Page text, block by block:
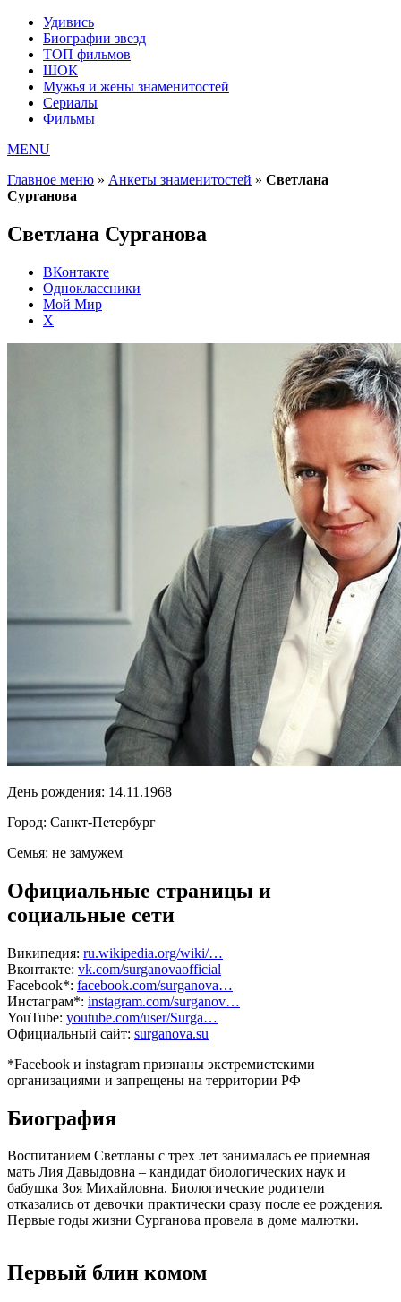
Удивись
Биографии звезд
ТОП фильмов
ШОК
Мужья и жены знаменитостей
Сериалы
Фильмы
MENU
Главное меню » Анкеты знаменитостей » Светлана
Сурганова
Светлана Сурганова
ВКонтакте
Одноклассники
Мой Мир
X
День рождения: 14.11.1968
Город: Санкт-Петербург
Семья: не замужем
Официальные страницы и
социальные сети
Википедия: ru.wikipedia.org/wiki/…
Вконтакте: vk.com/surganovaofficial
Facebook*: facebook.com/surganova…
Инстаграм*: instagram.com/surganov…
YouTube: youtube.com/user/Surga…
Официальный сайт: surganova.su
*Facebook и instagram признаны экстремистскими
организациями и запрещены на территории РФ
Биография
Воспитанием Светланы с трех лет занималась ее приемная
мать Лия Давыдовна – кандидат биологических наук и
бабушка Зоя Михайловна. Биологические родители
отказались от девочки практически сразу после ее рождения.
Первые годы жизни Сурганова провела в доме малютки.
Первый блин комом